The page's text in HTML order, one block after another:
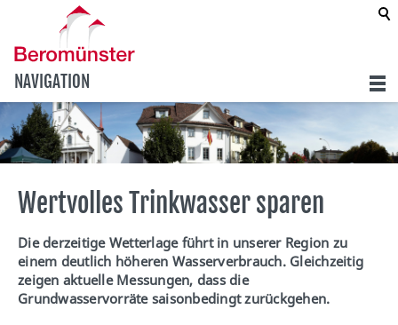
NAVIGATION
Wertvolles Trinkwasser sparen
Die derzeitige Wetterlage führt in unserer Region zu
einem deutlich höheren Wasserverbrauch. Gleichzeitig
zeigen aktuelle Messungen, dass die
Grundwasservorräte saisonbedingt zurückgehen.